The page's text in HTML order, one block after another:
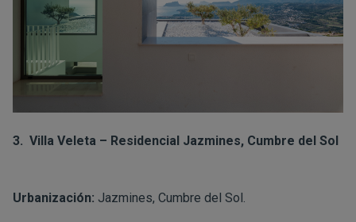
3. Villa Veleta – Residencial Jazmines, Cumbre del Sol
Urbanización: Jazmines, Cumbre del Sol.